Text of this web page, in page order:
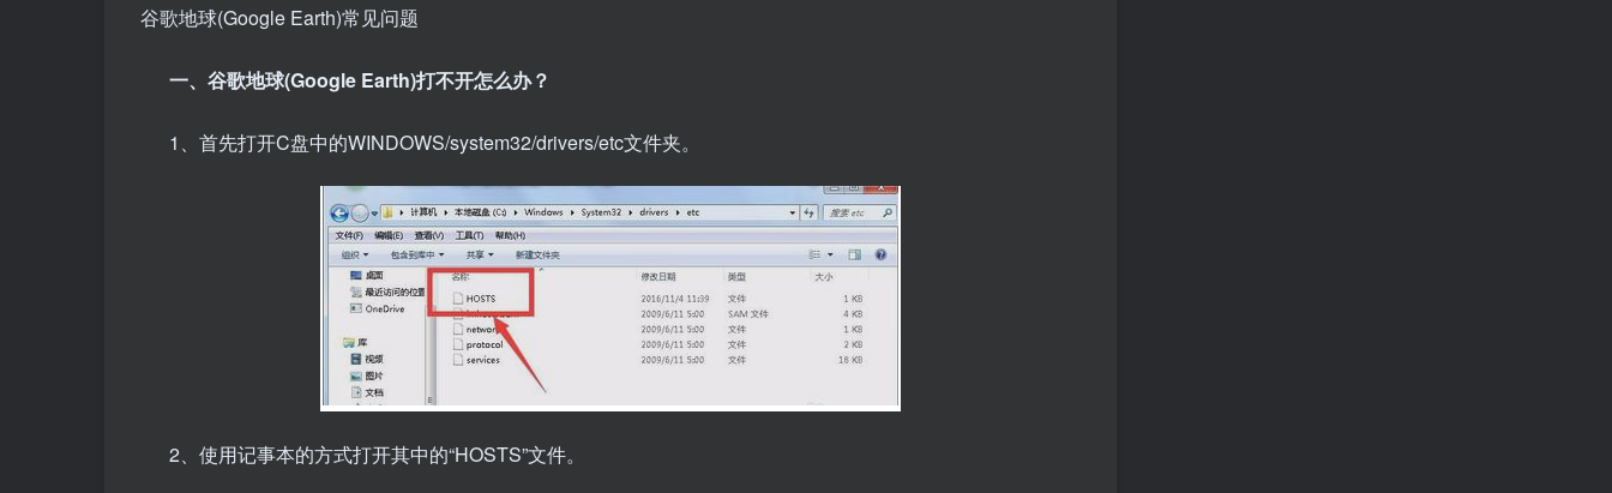
谷歌地球(Google Earth)常见问题
一、谷歌地球(Google Earth)打不开怎么办？
1、首先打开C盘中的WINDOWS/system32/drivers/etc文件夹。
2、使用记事本的方式打开其中的“HOSTS”文件。